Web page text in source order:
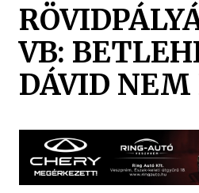
VB:
DÁVID